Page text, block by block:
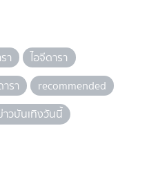
า
ไอจีดารา
รา
recommended
าวบันเทิงวันนี้